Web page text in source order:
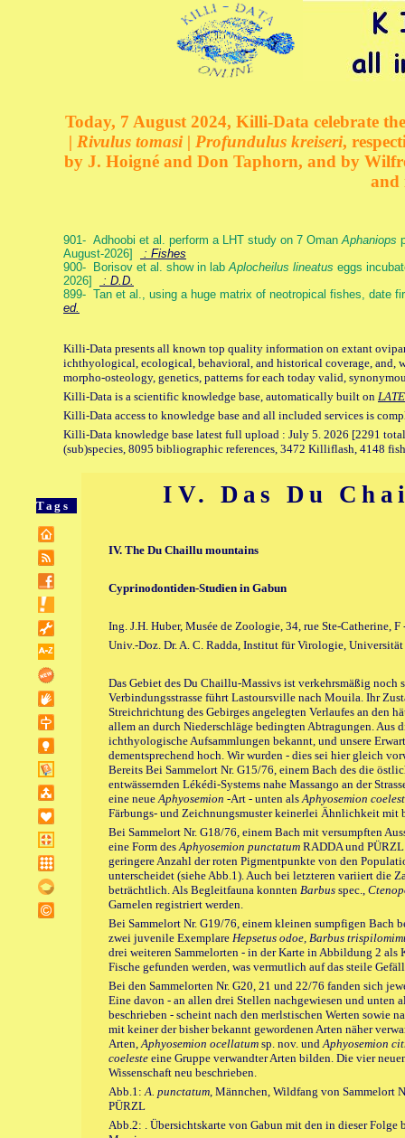
Today, 7 August 2024, Killi-Data celebrate
| Rivulus tomasi | Profundulus kreiseri,
by J. Hoigné and Don Taphorn, and by
and
901- Adhoobi et al. perform a LHT study on 7 OmanAphaniops
August-2026]
: Fishes
900- Borisov et al. show in labAplocheilus lineatus eggs
2026]
: D.D.
899- Tan et al., using a huge matrix of neotropical fishes, date
ed.
Killi-Data presents all known top quality information on extant
ichthyological, ecological, behavioral, and historical coverage, and,
morpho-osteology, genetics, patterns for each today valid,
Killi-Data is a scientific knowledge base, automatically built on
Killi-Data access to knowledge base and all included services is
Killi-Data knowledge base latest full upload : July 5. 2026 [2291
(sub)species, 8095 bibliographic references, 3472 Killiflash, 4148
Tags IV. Das Du
IV. The Du Chaillu mountains
Cyprinodontiden-Studien in Gabun
Ing. J.H. Huber, Musée de Zoologie, 34, rue Ste-Catherine,
Univ.-Doz. Dr. A. C. Radda, Institut für Virologie,
Das Gebiet des Du Chaillu-Massivs ist verkehrsmäßig noch
Verbindungsstrasse führt Lastoursville nach Mouila. Ihr
Streichrichtung des Gebirges angelegten Verlaufes an den
allem an durch Niederschläge bedingten Abtragungen. Aus
ichthyologische Aufsammlungen bekannt, und unsere
dementsprechend hoch. Wir wurden - dies sei hier gleich
Bereits Bei Sammelort Nr. G15/76, einem Bach des die
entwässernden Lékédi-Systems nahe Massango an der
eine neueAphyosemion -Art - unten alsAphyosemion
Färbungs- und Zeichnungsmuster keinerlei Ähnlichkeit mit
Bei Sammelort Nr. G18/76, einem Bach mit versumpften
eine Form desAphyosemion punctatum RADDA und
geringere Anzahl der roten Pigmentpunkte von den
unterscheidet (siehe Abb.1). Auch bei letzteren variiert die
beträchtlich. Als Begleitfauna konnten Barbus spec.,
Garnelen registriert werden.
Bei Sammelort Nr. G19/76, einem kleinen sumpfigen
zwei juvenile Exemplare Hepsetus odoe, Barbus
drei weiteren Sammelorten - in der Karte in Abbildung 2 als
Fische gefunden werden, was vermutlich auf das steile
Bei den Sammelorten Nr. G20, 21 und 22/76 fanden sich
Eine davon - an allen drei Stellen nachgewiesen und unten
beschrieben - scheint nach den merlstischen Werten sowie
mit keiner der bisher bekannt gewordenen Arten näher
Arten,Aphyosemion ocellatum sp. nov. undAphyosemion
coeleste eine Gruppe verwandter Arten bilden. Die vier
Wissenschaft neu beschrieben.
Abb.1:A. punctatum, Männchen, Wildfang von Sammelort
PÜRZL
Abb.2: . Übersichtskarte von Gabun mit den in dieser